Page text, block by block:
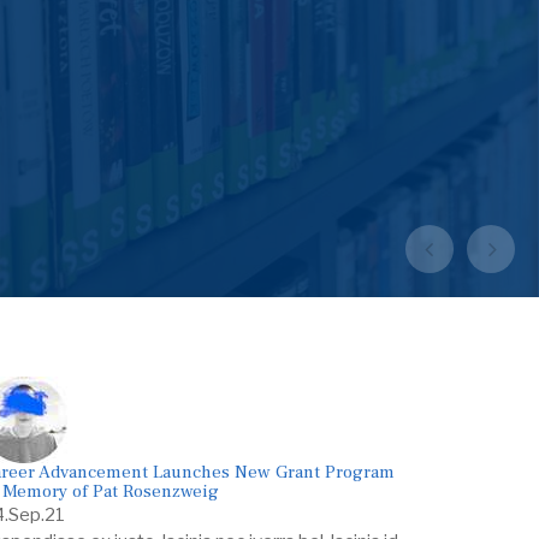
Advancement Launches New Grant Program
of Pat Rosenzweig